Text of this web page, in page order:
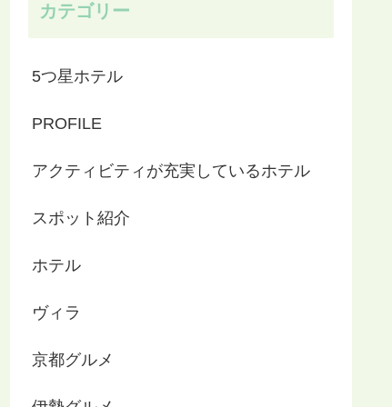
カテゴリー
5つ星ホテル
PROFILE
アクティビティが充実しているホテル
スポット紹介
ホテル
ヴィラ
京都グルメ